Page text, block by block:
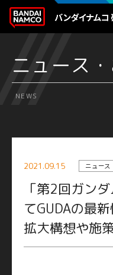
ニュース
NEWS
2021.09.15 ニュース
「第2回ガン
てGUDAの最
拡大構想や施